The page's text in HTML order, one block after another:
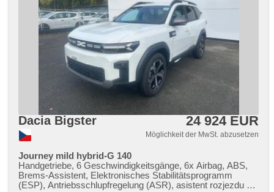
beheizte Frontscheibe, Teilbare Rücksitzbank,
Heckscheibenwischer, Getönte Scheiben, Ausziehbare
Kopflehnen, LPG im Kfz-Schein
Dacia Bigster 24 924 EUR
Möglichkeit der MwSt. abzusetzen
Journey mild hybrid-G 140
Handgetriebe, 6 Geschwindigkeitsgänge, 6x Airbag, ABS,
Brems-Assistent, Elektronisches Stabilitätsprogramm
(ESP), Antriebsschlupfregelung (ASR), asistent rozjezdu do